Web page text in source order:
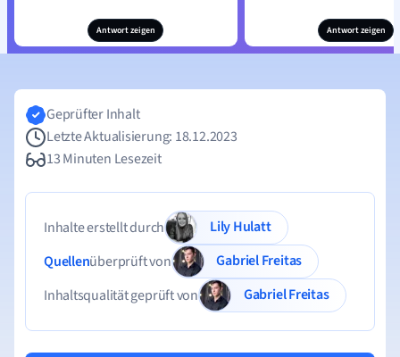
Antwort zeigen Antwort zeigen
Geprüfter Inhalt
Letzte Aktualisierung: 18.12.2023
13 Minuten Lesezeit
Inhalte erstellt durch
Lily Hulatt
Quellenüberprüft von
Gabriel Freitas
Inhaltsqualität geprüft von
Gabriel Freitas